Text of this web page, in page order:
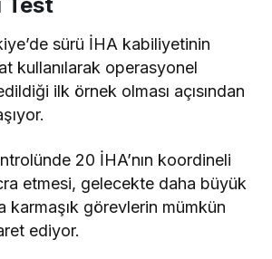
sürü İHA kabiliyetinin
kullanılarak operasyonel
ilk örnek olması açısından
20 İHA’nın koordineli
etmesi, gelecekte daha büyük
karmaşık görevlerin mümkün
ediyor.